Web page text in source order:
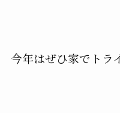
今年はぜひ家でトラ